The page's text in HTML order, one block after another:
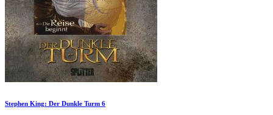
Stephen King: Der Dunkle Turm 6